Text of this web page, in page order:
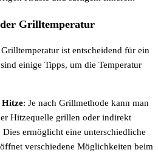
Grilltemperatur
ist entscheidend für ein
einige Tipps, um die Temperatur
Hitze: Je nach Grillmethode kann man
Hitzequelle grillen oder indirekt
ermöglicht eine unterschiedliche
verschiedene Möglichkeiten beim